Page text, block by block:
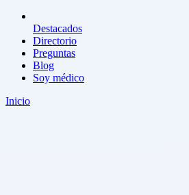
Destacados
Directorio
Preguntas
Blog
Soy médico
Inicio